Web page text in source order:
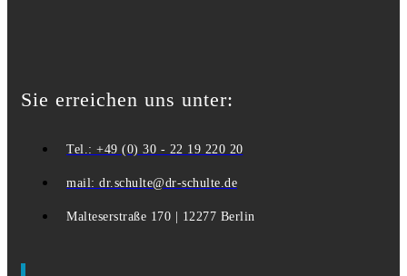
Sie erreichen uns unter:
Tel.: +49 (0) 30 - 22 19 220 20
mail: dr.schulte@dr-schulte.de
Malteserstraße 170 | 12277 Berlin